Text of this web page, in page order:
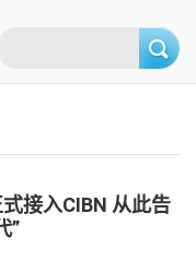
居产品，智能家居解决方
接入CIBN 从此告
”